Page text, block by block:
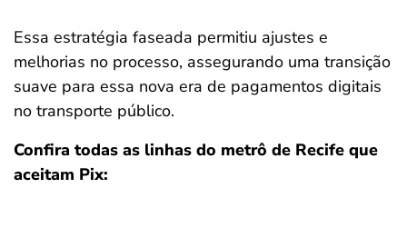
Essa estratégia faseada permitiu ajustes e
melhorias no processo, assegurando uma transição
suave para essa nova era de pagamentos digitais
no transporte público.
Confira todas as linhas do metrô de Recife que
aceitam Pix: